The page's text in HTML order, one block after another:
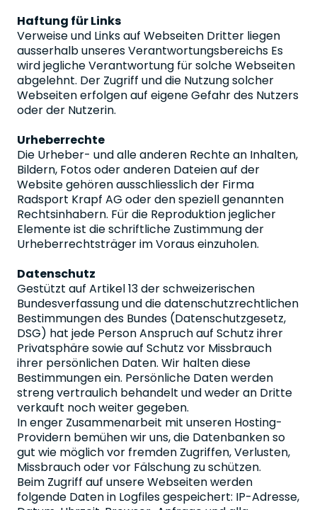
Haftung für Links
Verweise und Links auf Webseiten Dritter liegen
ausserhalb unseres Verantwortungsbereichs Es
wird jegliche Verantwortung für solche Webseiten
abgelehnt. Der Zugriff und die Nutzung solcher
Webseiten erfolgen auf eigene Gefahr des Nutzers
oder der Nutzerin.
Urheberrechte
Die Urheber- und alle anderen Rechte an Inhalten,
Bildern, Fotos oder anderen Dateien auf der
Website gehören ausschliesslich der Firma
Radsport Krapf AG oder den speziell genannten
Rechtsinhabern. Für die Reproduktion jeglicher
Elemente ist die schriftliche Zustimmung der
Urheberrechtsträger im Voraus einzuholen.
Datenschutz
Gestützt auf Artikel 13 der schweizerischen
Bundesverfassung und die datenschutzrechtlichen
Bestimmungen des Bundes (Datenschutzgesetz,
DSG) hat jede Person Anspruch auf Schutz ihrer
Privatsphäre sowie auf Schutz vor Missbrauch
ihrer persönlichen Daten. Wir halten diese
Bestimmungen ein. Persönliche Daten werden
streng vertraulich behandelt und weder an Dritte
verkauft noch weiter gegeben.
In enger Zusammenarbeit mit unseren Hosting-
Providern bemühen wir uns, die Datenbanken so
gut wie möglich vor fremden Zugriffen, Verlusten,
Missbrauch oder vor Fälschung zu schützen.
Beim Zugriff auf unsere Webseiten werden
folgende Daten in Logfiles gespeichert: IP-Adresse,